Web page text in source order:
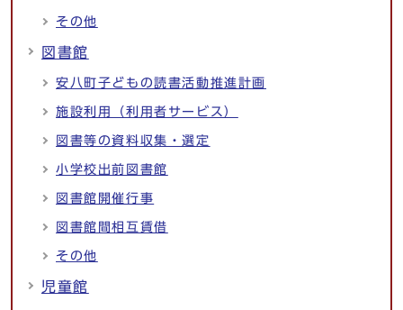
その他
図書館
安八町子どもの読書活動推進計画
施設利用（利用者サービス）
図書等の資料収集・選定
小学校出前図書館
図書館開催行事
図書館間相互賃借
その他
児童館